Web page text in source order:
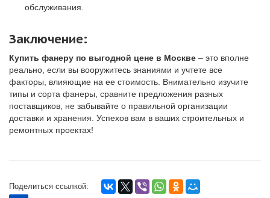
обслуживания.
Заключение:
Купить фанеру по выгодной цене в Москве – это вполне
реально, если вы вооружитесь знаниями и учтете все
факторы, влияющие на ее стоимость. Внимательно изучите
типы и сорта фанеры, сравните предложения разных
поставщиков, не забывайте о правильной организации
доставки и хранения. Успехов вам в ваших строительных и
ремонтных проектах!
Поделиться ссылкой: